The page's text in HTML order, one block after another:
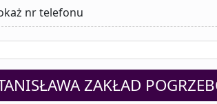
nr telefonu
ZAKŁAD